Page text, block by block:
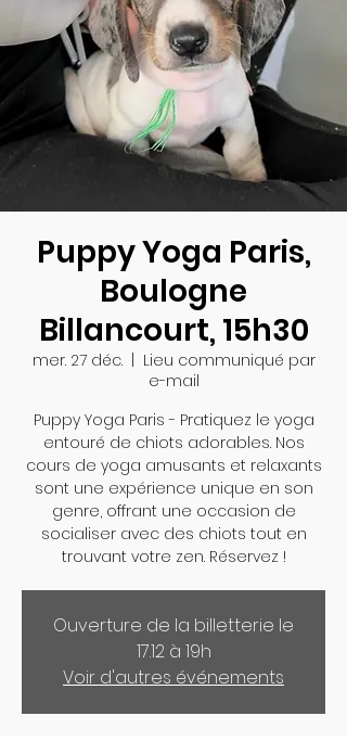
Puppy Yoga Paris,
Boulogne
Billancourt, 15h30
mer. 27 déc.
  |
Lieu communiqué par
e-mail
Puppy Yoga Paris - Pratiquez le yoga
entouré de chiots adorables. Nos
cours de yoga amusants et relaxants
sont une expérience unique en son
genre, offrant une occasion de
socialiser avec des chiots tout en
trouvant votre zen. Réservez !
Ouverture de la billetterie le
17.12 à 19h
Voir d'autres événements